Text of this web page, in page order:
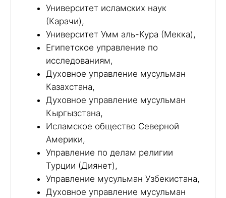
Университет исламских наук
(Карачи),
Университет Умм аль-Кура (Мекка),
Египетское управление по
исследованиям,
Духовное управление мусульман
Казахстана,
Духовное управление мусульман
Кыргызстана,
Исламское общество Северной
Америки,
Управление по делам религии
Турции (Диянет),
Управление мусульман Узбекистана,
Духовное управление мусульман